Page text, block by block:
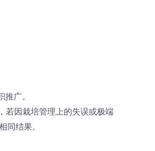
广。
若因栽培管理上的失误或极端
同结果。